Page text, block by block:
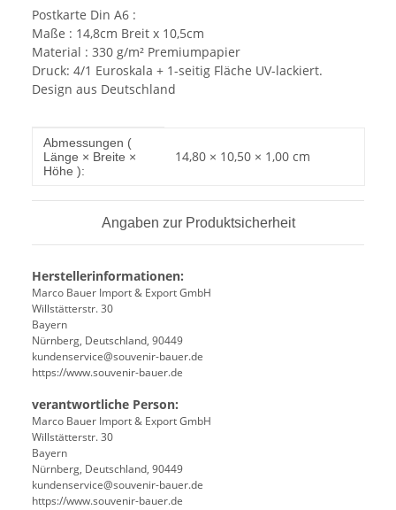
Postkarte Din A6 :
Maße : 14,8cm Breit x 10,5cm
Material : 330 g/m² Premiumpapier
Druck: 4/1 Euroskala + 1-seitig Fläche UV-lackiert.
Design aus Deutschland
Produkteigenschaft
Wert
Abmessungen (
Länge × Breite ×
Höhe ):
14,80 × 10,50 × 1,00 cm
Angaben zur Produktsicherheit
Herstellerinformationen:
Marco Bauer Import & Export GmbH
Willstätterstr. 30
Bayern
Nürnberg, Deutschland, 90449
kundenservice@souvenir-bauer.de
https://www.souvenir-bauer.de
verantwortliche Person:
Marco Bauer Import & Export GmbH
Willstätterstr. 30
Bayern
Nürnberg, Deutschland, 90449
kundenservice@souvenir-bauer.de
https://www.souvenir-bauer.de